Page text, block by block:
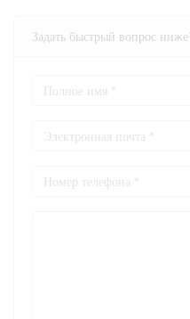
Задать быстрый вопрос